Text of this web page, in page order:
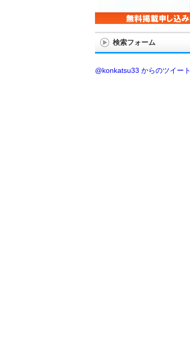
検索フォーム
@konkatsu33 からのツイート